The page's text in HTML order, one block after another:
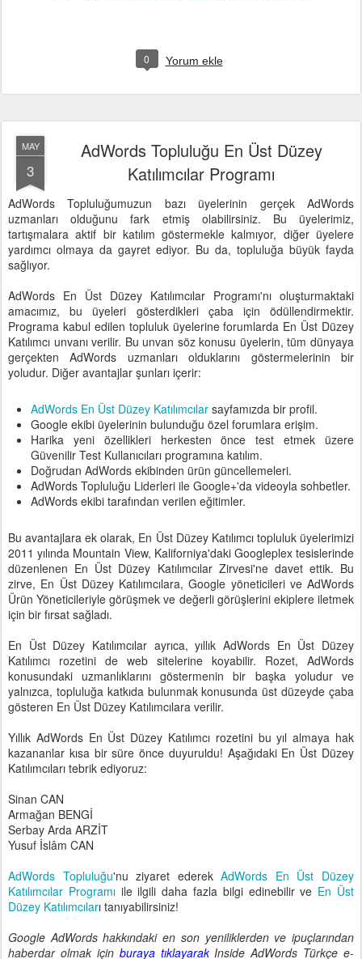
0 Yorum ekle
MAY
3
AdWords Topluluğu En Üst Düzey
Katılımcılar Programı
AdWords Topluluğumuzun bazı üyelerinin gerçek AdWords
uzmanları olduğunu fark etmiş olabilirsiniz. Bu üyelerimiz,
tartışmalara aktif bir katılım göstermekle kalmıyor, diğer üyelere
yardımcı olmaya da gayret ediyor. Bu da, topluluğa büyük fayda
sağlıyor.
AdWords En Üst Düzey Katılımcılar Programı'nı oluşturmaktaki
amacımız, bu üyeleri gösterdikleri çaba için ödüllendirmektir.
Programa kabul edilen topluluk üyelerine forumlarda En Üst Düzey
Katılımcı unvanı verilir. Bu unvan söz konusu üyelerin, tüm dünyaya
gerçekten AdWords uzmanları olduklarını göstermelerinin bir
yoludur. Diğer avantajlar şunları içerir:
AdWords En Üst Düzey Katılımcılar sayfamızda bir profil.
Google ekibi üyelerinin bulunduğu özel forumlara erişim.
Harika yeni özellikleri herkesten önce test etmek üzere
Güvenilir Test Kullanıcıları programına katılım.
Doğrudan AdWords ekibinden ürün güncellemeleri.
AdWords Topluluğu Liderleri ile Google+'da videoyla sohbetler.
AdWords ekibi tarafından verilen eğitimler.
Bu avantajlara ek olarak, En Üst Düzey Katılımcı topluluk üyelerimizi
2011 yılında Mountain View, Kaliforniya'daki Googleplex tesislerinde
düzenlenen En Üst Düzey Katılımcılar Zirvesi'ne davet ettik. Bu
zirve, En Üst Düzey Katılımcılara, Google yöneticileri ve AdWords
Ürün Yöneticileriyle görüşmek ve değerli görüşlerini ekiplere iletmek
için bir fırsat sağladı.
En Üst Düzey Katılımcılar ayrıca, yıllık AdWords En Üst Düzey
Katılımcı rozetini de web sitelerine koyabilir. Rozet, AdWords
konusundaki uzmanlıklarını göstermenin bir başka yoludur ve
yalnızca, topluluğa katkıda bulunmak konusunda üst düzeyde çaba
gösteren En Üst Düzey Katılımcılara verilir.
Yıllık AdWords En Üst Düzey Katılımcı rozetini bu yıl almaya hak
kazananlar kısa bir süre önce duyuruldu! Aşağıdaki En Üst Düzey
Katılımcıları tebrik ediyoruz:
Sinan CAN
Armağan BENGİ
Serbay Arda ARZİT
Yusuf İslâm CAN
AdWords Topluluğu'nu ziyaret ederekAdWords En Üst Düzey
Katılımcılar Programıile ilgili daha fazla bilgi edinebilir ve En Üst
Düzey Katılımcıları tanıyabilirsiniz!
Google AdWords hakkındaki en son yeniliklerden ve ipuçlarından
haberdar olmak için buraya tıklayarak Inside AdWords Türkçe e-